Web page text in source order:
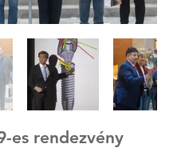
es rendezvény